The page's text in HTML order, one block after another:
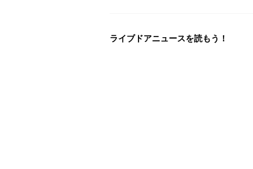
ライブドアニュースを読もう！